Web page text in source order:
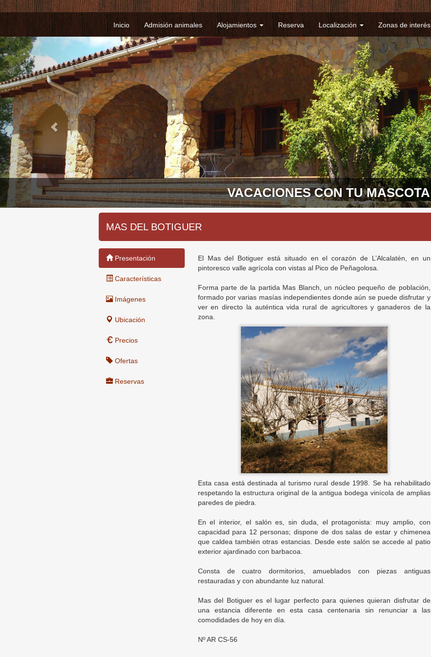
Inicio Admisión animales Alojamientos Reserva Localización Zonas de interés
VACACIONES CON TU MASCOTA
MAS DEL BOTIGUER
Presentación
Características
Imágenes
Ubicación
Precios
Ofertas
Reservas
El Mas del Botiguer está situado en el corazón de L’Alcalatén, en un
pintoresco valle agrícola con vistas al Pico de Peñagolosa.
Forma parte de la partida Mas Blanch, un núcleo pequeño de población,
formado por varias masías independientes donde aún se puede disfrutar y
ver en directo la auténtica vida rural de agricultores y ganaderos de la
zona.
Esta casa está destinada al turismo rural desde 1998. Se ha rehabilitado
respetando la estructura original de la antigua bodega vinícola de amplias
paredes de piedra.
En el interior, el salón es, sin duda, el protagonista: muy amplio, con
capacidad para 12 personas; dispone de dos salas de estar y chimenea
que caldea también otras estancias. Desde este salón se accede al patio
exterior ajardinado con barbacoa.
Consta de cuatro dormitorios, amueblados con piezas antiguas
restauradas y con abundante luz natural.
Mas del Botiguer es el lugar perfecto para quienes quieran disfrutar de
una estancia diferente en esta casa centenaria sin renunciar a las
comodidades de hoy en día.
Nº AR CS-56